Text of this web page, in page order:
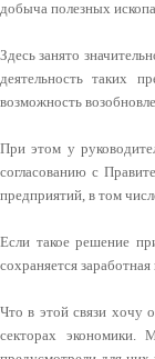
добыча полезных
Здесь занято
деятельность таких
возможность
При этом у
согласованию с
предприятий, в том
Если такое решение
сохраняется
Что в этой связи хочу
секторах экономики.